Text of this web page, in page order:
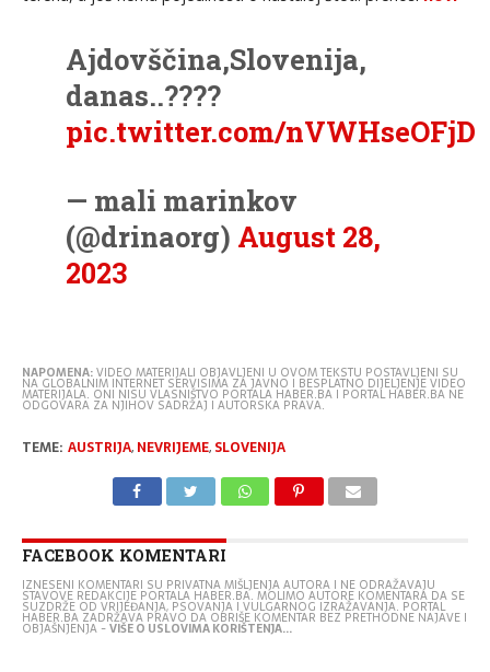
Ajdovščina,Slovenija,
danas..????
pic.twitter.com/nVWHseOFjD
— mali marinkov
(@drinaorg) August 28,
2023
NAPOMENA:VIDEO MATERIJALI OBJAVLJENI U OVOM TEKSTU POSTAVLJENI SU
NA GLOBALNIM INTERNET SERVISIMA ZA JAVNO I BESPLATNO DIJELJENJE VIDEO
MATERIJALA. ONI NISU VLASNIŠTVO PORTALA HABER.BA I PORTAL HABER.BA NE
ODGOVARA ZA NJIHOV SADRŽAJ I AUTORSKA PRAVA.
TEME: AUSTRIJA, NEVRIJEME, SLOVENIJA
FACEBOOK KOMENTARI
IZNESENI KOMENTARI SU PRIVATNA MIŠLJENJA AUTORA I NE ODRAŽAVAJU
STAVOVE REDAKCIJE PORTALA HABER.BA. MOLIMO AUTORE KOMENTARA DA SE
SUZDRŽE OD VRIJEĐANJA, PSOVANJA I VULGARNOG IZRAŽAVANJA. PORTAL
HABER.BA ZADRŽAVA PRAVO DA OBRIŠE KOMENTAR BEZ PRETHODNE NAJAVE I
OBJAŠNJENJA -VIŠE O USLOVIMA KORIŠTENJA...